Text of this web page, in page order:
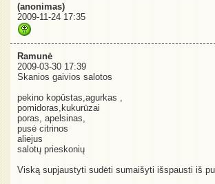
(anonimas)
2009-11-24 17:35
Ramunė
2009-03-30 17:39
Skanios gaivios salotos
pekino kopūstas,agurkas ,
pomidoras,kukurūzai
poras, apelsinas,
pusė citrinos
aliejus
salotų prieskonių
Viską supjaustyti sudėti sumaišyti išspausti iš